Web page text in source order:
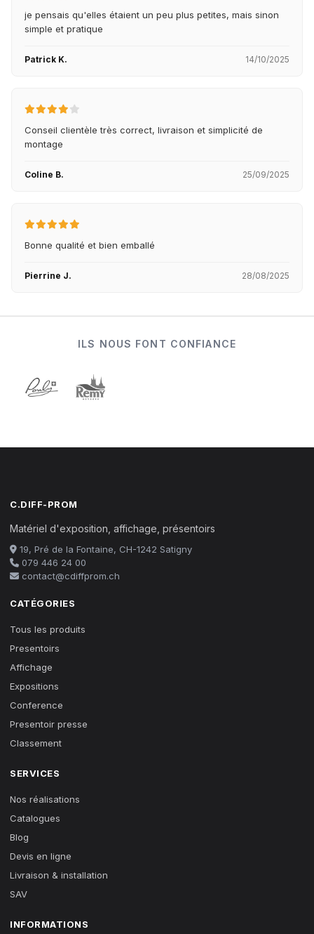
je pensais qu'elles étaient un peu plus petites, mais sinon
simple et pratique
Patrick K. 14/10/2025
Conseil clientèle très correct, livraison et simplicité de
montage
Coline B. 25/09/2025
Bonne qualité et bien emballé
Pierrine J. 28/08/2025
ILS NOUS FONT CONFIANCE
C.DIFF-PROM
Matériel d'exposition, affichage, présentoirs
19, Pré de la Fontaine, CH-1242 Satigny
079 446 24 00
contact@cdiffprom.ch
CATÉGORIES
Tous les produits
Presentoirs
Affichage
Expositions
Conference
Presentoir presse
Classement
SERVICES
Nos réalisations
Catalogues
Blog
Devis en ligne
Livraison & installation
SAV
INFORMATIONS